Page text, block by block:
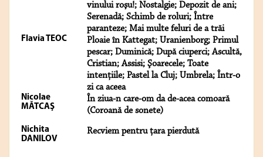
vinului roşu!; Nostalgie; Depozit de ani;
Serenadă; Schimb de roluri; Între
paranteze; Mai multe feluri de a trăi
Flavia TEOC
Ploaie în Kattegat; Uranienborg; Primul
pescar; Duminică; După ciuperci; Ascultă,
Cristian; Assisi; Şoarecele; Toate
intenţiile; Pastel la Cluj; Umbrela; Într-o
zi ca aceea
Nicolae
MĂTCAŞ
În ziua-n care-om da de-acea comoară
(Coroană de sonete)
Nichita
DANILOV
Recviem pentru țara pierdută